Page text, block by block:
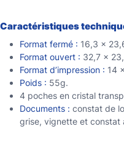
Caractéristiques
Format fermé : 16,3 x
Format ouvert : 32,7 x
Format d’impression : 14
Poids : 55g.
4 poches en cristal
Documents : constat de
grise, vignette et constat